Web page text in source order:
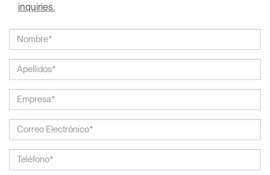
inquiries.